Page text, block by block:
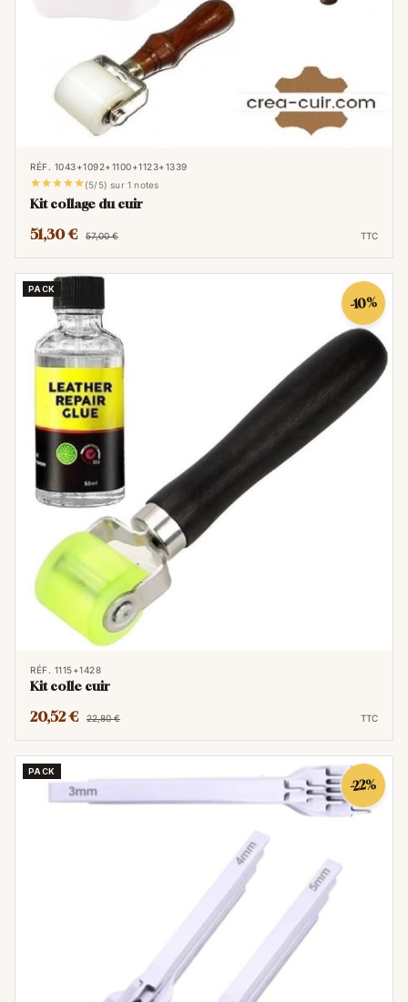
RÉF. 1043+1092+1100+1123+1339
(5/5) sur 1 notes
Kit collage du cuir
51,30 € 57,00 € TTC
PACK
-10%
RÉF. 1115+1428
Kit colle cuir
20,52 € 22,80 € TTC
PACK
-22%